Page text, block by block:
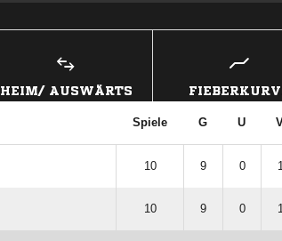
HEIM/ AUSWÄRTS
Spiele G U
10 9 0
10 9 0